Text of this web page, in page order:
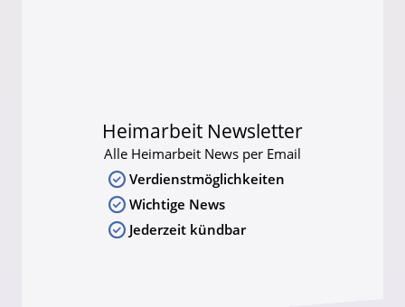
Heimarbeit Newsletter
Alle Heimarbeit News per Email
Verdienstmöglichkeiten
Wichtige News
Jederzeit kündbar